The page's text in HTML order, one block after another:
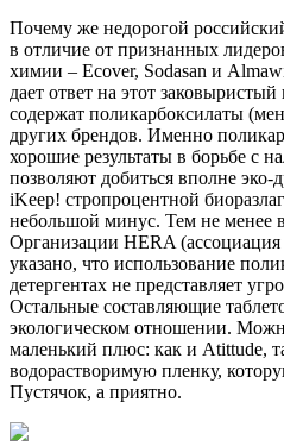
Почему же недорогой
в отличие от признанных
химии – Ecover, Sodasan и
дает ответ на этот
содержат поликарбоксилаты
других брендов. Именно
хорошие результаты в борьбе с
позволяют добиться вполне
iKeep! стропроцентной
небольшой минус. Тем не менее
Организации HERA
указано, что использование
детергентах не представляет
Остальные составляющие
экологическом отношении.
маленький плюс: как и Atittude,
водорастворимую пленку,
Пустячок, а приятно.